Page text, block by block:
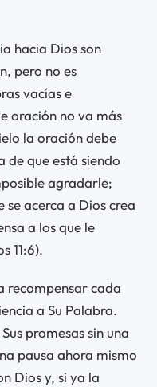
hacia Dios son
pero no es
vacías e
oración no va más
la oración debe
de que está siendo
agradarle;
se acerca a Dios crea
a los que le
11:6).
recompensar cada
a Su Palabra.
promesas sin una
pausa ahora mismo
Dios y, si ya la